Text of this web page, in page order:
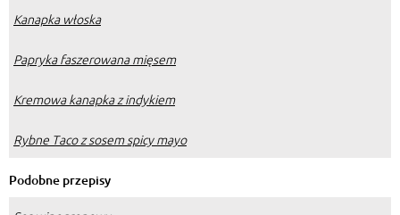
Kanapka włoska
Papryka faszerowana mięsem
Kremowa kanapka z indykiem
Rybne Taco z sosem spicy mayo
Podobne przepisy